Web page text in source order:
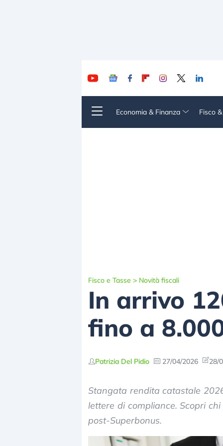
Economia & Finanza Fisco
Fisco e Tasse > Novità fiscali
In arrivo
fino a
Patrizia Del Pidio 27/04/2026 28/
Stangata rendita catastale
lettere di compliance. Scopri
post-Superbonus.